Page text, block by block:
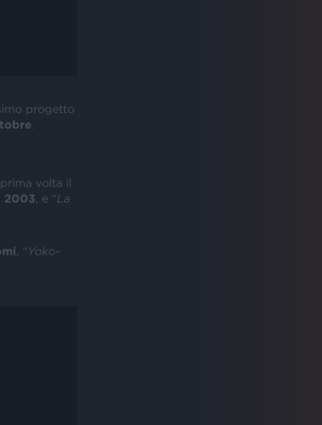
progetto
volta il
2003 , e “La
, “Yoko-